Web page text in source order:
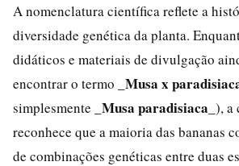
A nomenclatura científica reflete a
diversidade genética da planta.
didáticos e materiais de divulgação
encontrar o termo
_Musa x
simplesmente
_Musa paradisiaca_ ), a
reconhece que a maioria das bananas
de combinações genéticas entre duas